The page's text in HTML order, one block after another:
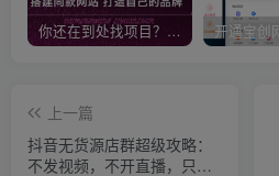
你还在到处找项目？还在当韭菜？我靠卖项目一个月收入5万+，曾经我也是个失败者。
上一篇
抖音无货源店群超级攻略：
不发视频，不开直播，只玩